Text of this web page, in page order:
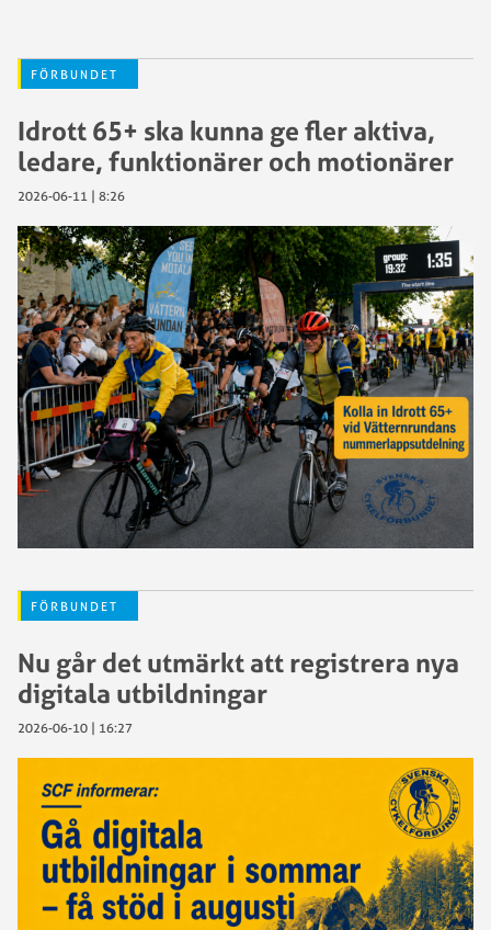
FÖRBUNDET
Idrott 65+ ska kunna ge fler aktiva,
ledare, funktionärer och motionärer
2026-06-11 | 8:26
FÖRBUNDET
Nu går det utmärkt att registrera nya
digitala utbildningar
2026-06-10 | 16:27